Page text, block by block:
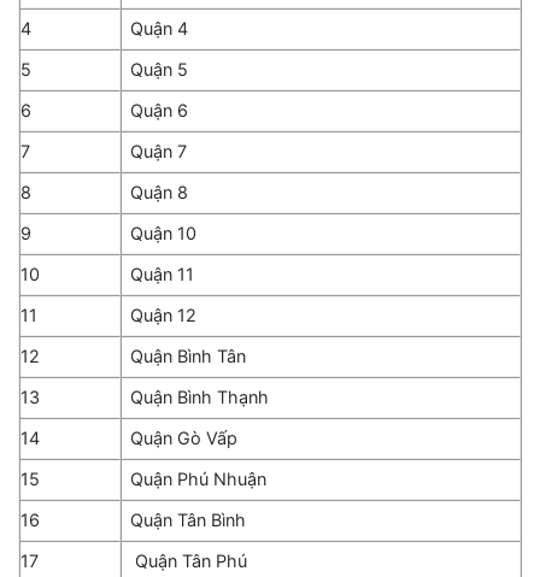
4
Quận 4
5
Quận 5
6
Quận 6
7
Quận 7
8
Quận 8
9
Quận 10
10
Quận 11
11
Quận 12
12
Quận Bình Tân
13
Quận Bình Thạnh
14
Quận Gò Vấp
15
Quận Phú Nhuận
16
Quận Tân Bình
17
Quận Tân Phú